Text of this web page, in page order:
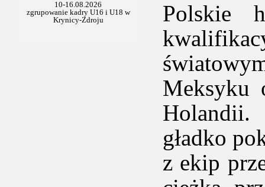
Polskie
Meksyku
Holandii.
gładko
z ekip